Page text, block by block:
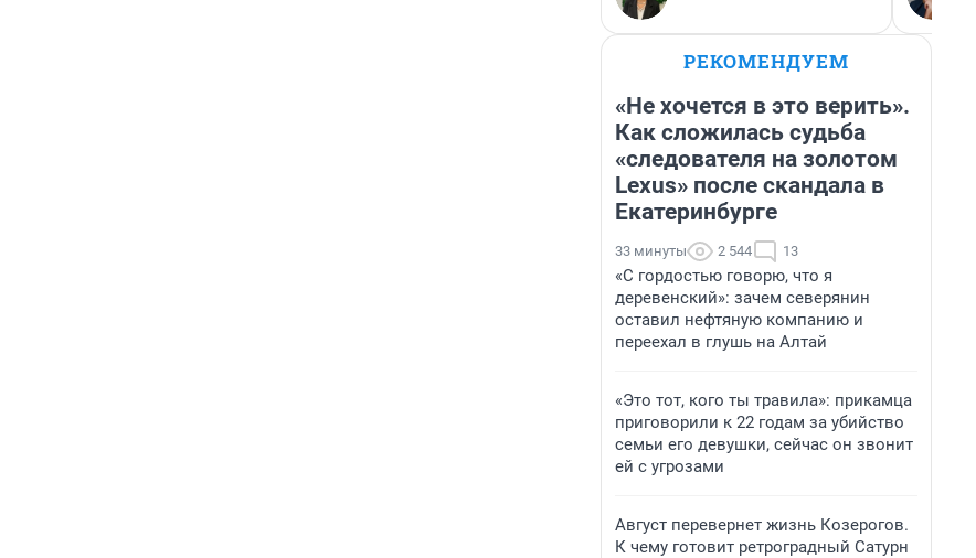
РЕКОМЕНДУЕМ
«Не хочется в это верить».
Как сложилась судьба
«следователя на золотом
Lexus» после скандала в
Екатеринбурге
33 минуты 2 544 13
«С гордостью говорю, что я
деревенский»: зачем северянин
оставил нефтяную компанию и
переехал в глушь на Алтай
«Это тот, кого ты травила»: прикамца
приговорили к 22 годам за убийство
семьи его девушки, сейчас он звонит
ей с угрозами
Август перевернет жизнь Козерогов.
К чему готовит ретроградный Сатурн